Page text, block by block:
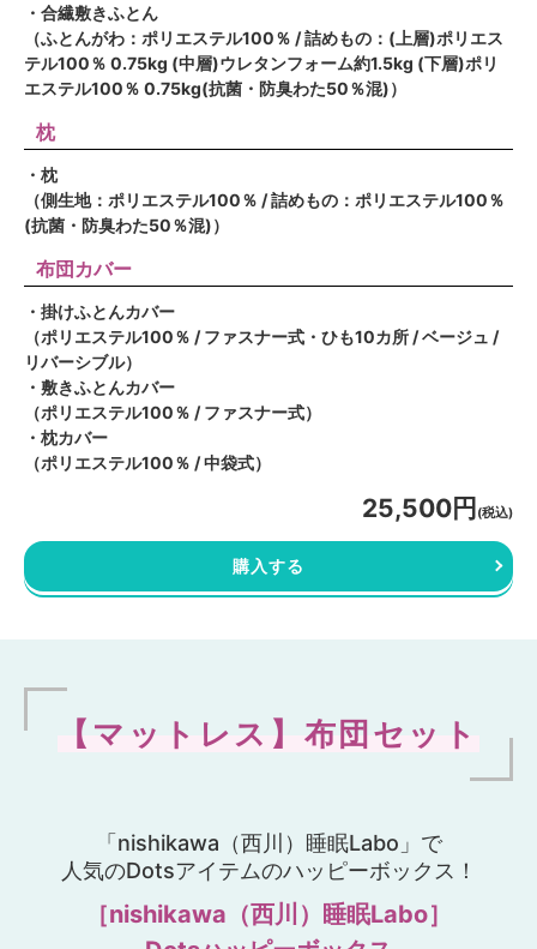
・合繊敷きふとん
（ふとんがわ：ポリエステル100％ / 詰めもの：(上層)ポリエス
テル100％ 0.75kg (中層)ウレタンフォーム約1.5kg (下層)ポリ
エステル100％ 0.75kg(抗菌・防臭わた50％混)）
枕
・枕
（側生地：ポリエステル100％ / 詰めもの：ポリエステル100％
(抗菌・防臭わた50％混)）
布団カバー
・掛けふとんカバー
（ポリエステル100％ / ファスナー式・ひも10カ所 / ベージュ /
リバーシブル）
・敷きふとんカバー
（ポリエステル100％ / ファスナー式）
・枕カバー
（ポリエステル100％ / 中袋式）
25,500円 (税込)
購入する
【マットレス】布団セット
「nishikawa（西川）睡眠Labo」で
人気のDotsアイテムのハッピーボックス！
［nishikawa（西川）睡眠Labo］